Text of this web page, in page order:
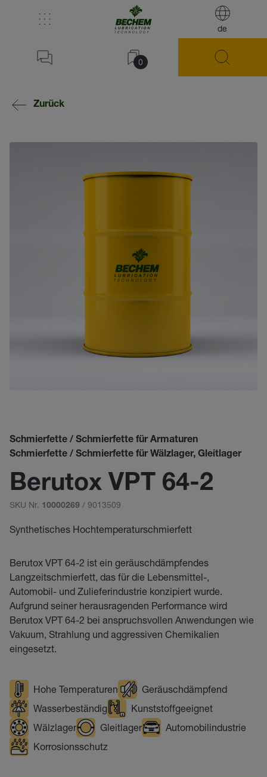
de
0
Zurück
Schmierfette / Schmierfette für Armaturen
Schmierfette / Schmierfette für Wälzlager, Gleitlager
Berutox VPT 64-2
SKU Nr. 10000269 / 9013509
Synthetisches Hochtemperaturschmierfett
Berutox VPT 64-2 ist ein geräuschdämpfendes
Langzeitschmierfett, das für die Lebensmittel-,
Automobil- und Zulieferindustrie konzipiert wurde.
Aufgrund seiner herausragenden Performance wird
Berutox VPT 64-2 bei anspruchsvollen Anwendungen wie
Vakuum, Strahlung und aggressiven Chemikalien
eingesetzt.
Hohe Temperaturen
Geräuschdämpfend
Wasserbeständig
Kunststoffgeeignet
Wälzlager
Gleitlager
Automobilindustrie
Korrosionsschutz